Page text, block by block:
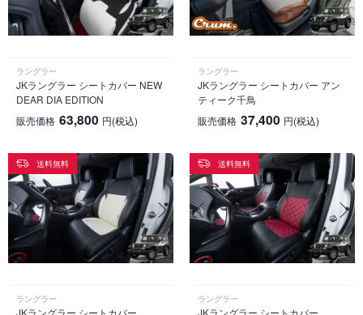
ラングラー
JKラングラー シートカバー NEW
DEAR DIA EDITION
販売価格 63,800 円(税込)
ラングラー
JKラングラー シートカバー アン
ティーク千鳥
販売価格 37,400 円(税込)
送料無料
ラングラー
JKラングラー シートカバー
送料無料
ラングラー
JKラングラー シートカバー